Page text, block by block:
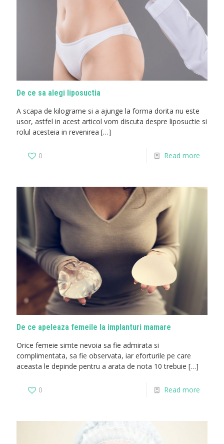
De ce sa alegi liposuctia
A scapa de kilograme si a ajunge la forma dorita nu este
usor, astfel in acest articol vom discuta despre liposuctie si
rolul acesteia in revenirea […]
0 Read more
De ce apeleaza femeile la implanturi mamare
Orice femeie simte nevoia sa fie admirata si
complimentata, sa fie observata, iar eforturile pe care
aceasta le depinde pentru a arata de nota 10 trebuie […]
0 Read more